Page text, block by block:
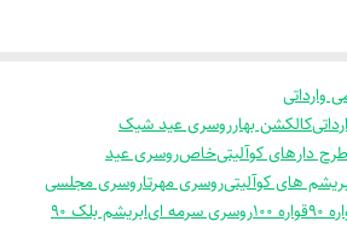
وارداتی
کالکشن بهارروسری عید شیک
دارهای کوآلیتیخاصروسری عید
های کوآلیتیروسری مهرتاروسری مجلسی
90 قواره 100 روسری سرمه ایابریشم بلک 90